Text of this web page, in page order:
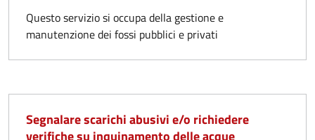
Questo servizio si occupa della gestione e
manutenzione dei fossi pubblici e privati
Segnalare scarichi abusivi e/o richiedere
verifiche su inquinamento delle acque